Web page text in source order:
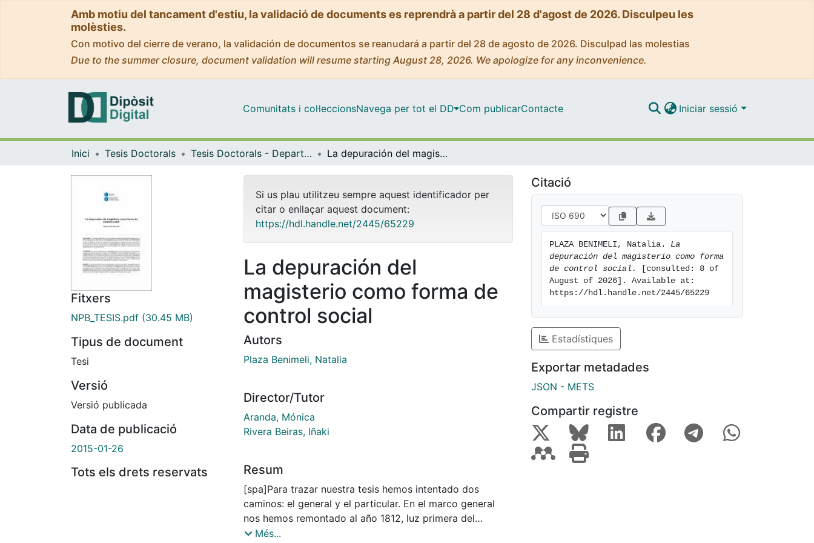
Amb motiu del tancament d'estiu, la validació de documents es reprendrà a partir del 28 d'agost de 2026. Disculpeu les
molèsties.
Con motivo del cierre de verano, la validación de documentos se reanudará a partir del 28 de agosto de 2026. Disculpad las molestias
Due to the summer closure, document validation will resume starting August 28, 2026. We apologize for any inconvenience.
Comunitats i col·leccionsNavega per tot el DD Com publicarContacte Iniciar sessió
Inici Tesis Doctorals Tesis Doctorals - Departament - Dret Penal i Ciències Penals La depuración del magisterio como forma de control social
Fitxers
NPB_TESIS.pdf (30.45 MB)
Tipus de document
Tesi
Versió
Versió publicada
Data de publicació
2015-01-26
Tots els drets reservats
Si us plau utilitzeu sempre aquest identificador per
citar o enllaçar aquest document:
https://hdl.handle.net/2445/65229
La depuración del
magisterio como forma de
control social
Autors
Plaza Benimeli, Natalia
Director/Tutor
Aranda, Mónica
Rivera Beiras, Iñaki
Resum
[spa]Para trazar nuestra tesis hemos intentado dos
caminos: el general y el particular. En el marco general
nos hemos remontado al año 1812, luz primera del
liberalismo político en la historia constitucional, para
Més...
Citació
PLAZA BENIMELI, Natalia. La
depuración del magisterio como forma
de control social.
[consulted: 8 of
August of 2026]. Available at:
https://hdl.handle.net/2445/65229
Estadístiques
Exportar metadades
JSON - METS
Compartir registre